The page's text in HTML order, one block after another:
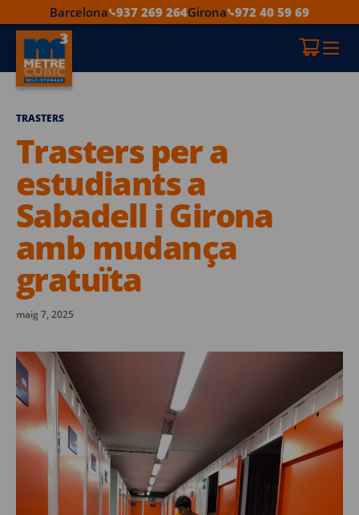
Barcelona 937 269 264Girona 972 40 59 69
TRASTERS
Trasters per a
estudiants a
Sabadell i Girona
amb mudança
gratuïta
maig 7, 2025